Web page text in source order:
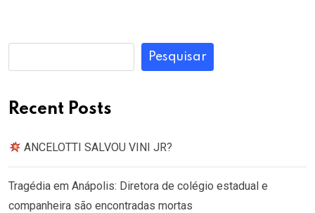
Pesquisar
Recent Posts
ANCELOTTI SALVOU VINI JR?
Tragédia em Anápolis: Diretora de colégio estadual e
companheira são encontradas mortas